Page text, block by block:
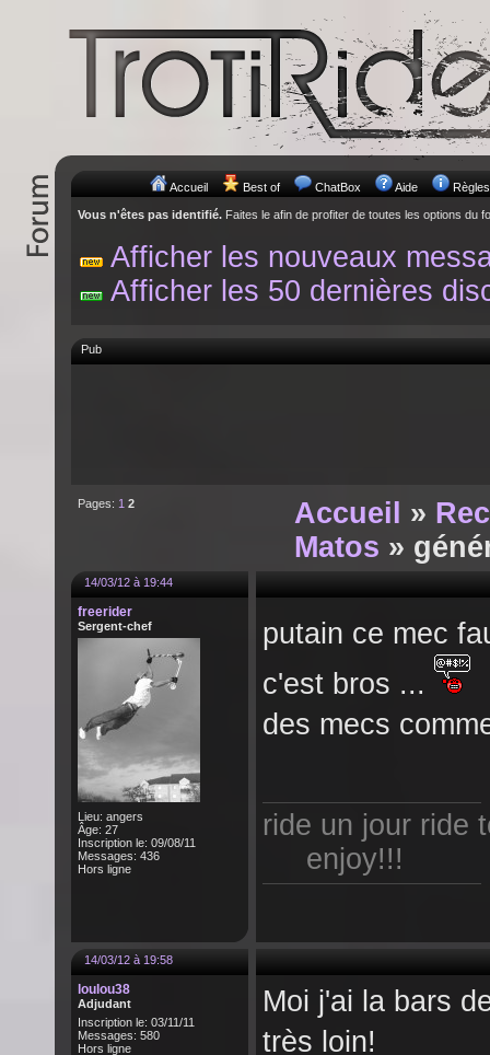
Accueil Best of ChatBox Aide Règles
Vous n'êtes pas identifié. Faites le afin de profiter de toutes les options du
Afficher les nouveaux
Afficher les 50 dernières
Pub
Pages: 1 2 Accueil »
Matos »
14/03/12 à 19:44
freerider
Sergent-chef
Lieu: angers
Âge: 27
Inscription le: 09/08/11
Messages: 436
Hors ligne
putain ce mec
c'est bros ...
des mecs
ride un jour ride
enjoy!!!
14/03/12 à 19:58
loulou38
Adjudant
Inscription le: 03/11/11
Messages: 580
Hors ligne
Moi j'ai la bars
très loin!